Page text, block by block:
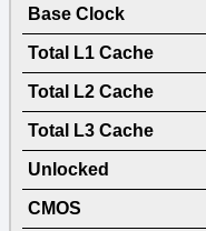
Base Clock
Total L1 Cache
Total L2 Cache
Total L3 Cache
Unlocked
CMOS